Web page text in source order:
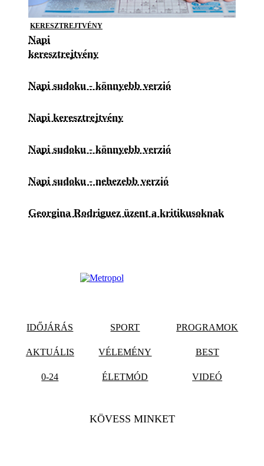
KERESZTREJTVÉNY
Napi
keresztrejtvény
Napi sudoku - könnyebb verzió
Napi keresztrejtvény
Napi sudoku - könnyebb verzió
Napi sudoku - nehezebb verzió
Georgina Rodriguez üzent a kritikusoknak
IDŐJÁRÁS SPORT PROGRAMOK
AKTUÁLIS VÉLEMÉNY BEST
0-24 ÉLETMÓD VIDEÓ
KÖVESS MINKET